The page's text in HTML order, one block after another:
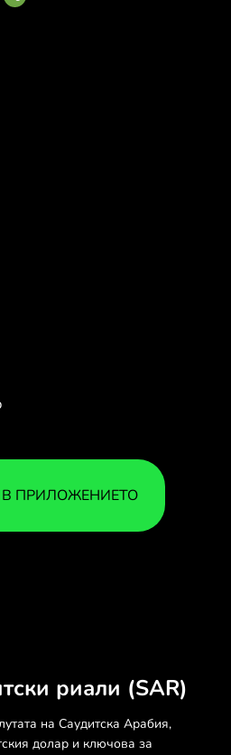
ПРИЛОЖЕНИЕТО
риали (SAR)
на Саудитска Арабия,
долар и ключова за